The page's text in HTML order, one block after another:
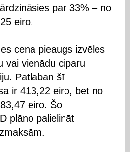
par 33% – no
eiro.
cena pieaugs izvēles
vai vienādu ciparu
Patlaban šī
ir 413,22 eiro, bet no
eiro. Šo
plāno palielināt